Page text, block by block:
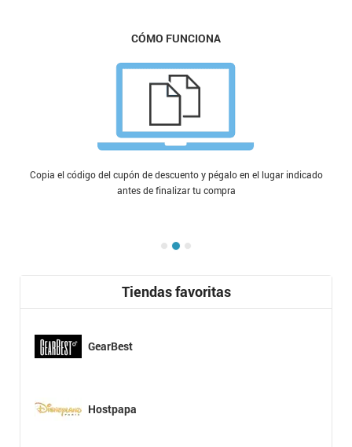
CÓMO FUNCIONA
Copia el código del cupón de descuento y pégalo en el lugar indicado
antes de finalizar tu compra
Tiendas favoritas
GearBest
Hostpapa